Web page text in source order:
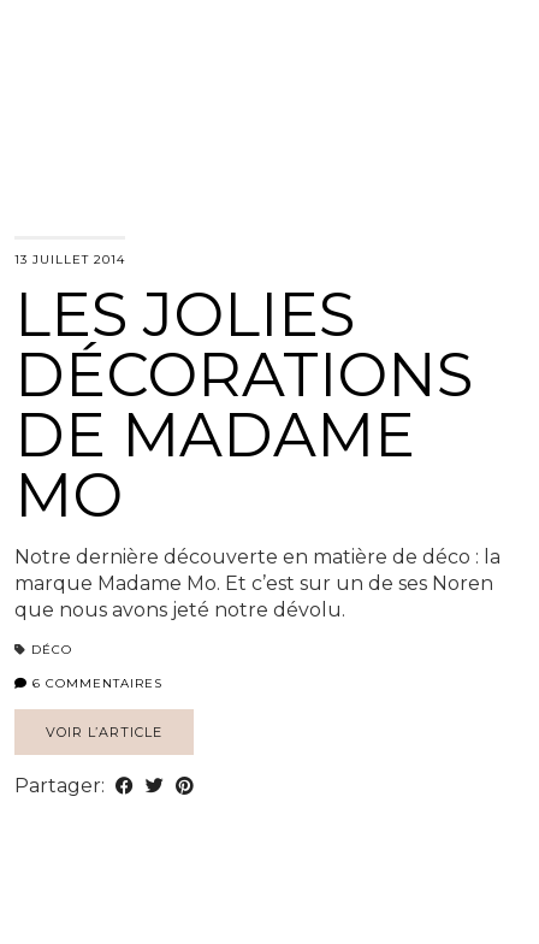
13 JUILLET 2014
LES JOLIES
DÉCORATIONS
DE MADAME
MO
Notre dernière découverte en matière de déco : la
marque Madame Mo. Et c’est sur un de ses Noren
que nous avons jeté notre dévolu.
DÉCO
6 COMMENTAIRES
VOIR L’ARTICLE
Partager: